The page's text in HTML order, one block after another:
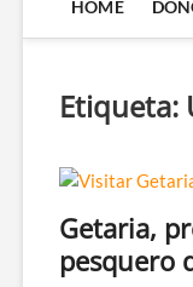
HOME
Etiqueta:
Getaria,
pesquero